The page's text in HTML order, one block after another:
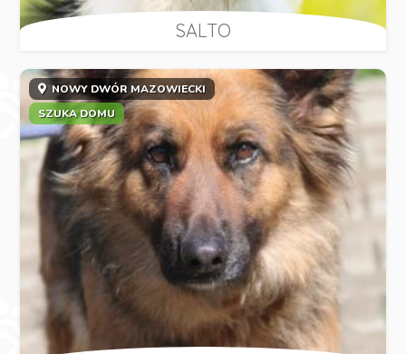
SALTO
NOWY DWÓR MAZOWIECKI
SZUKA DOMU